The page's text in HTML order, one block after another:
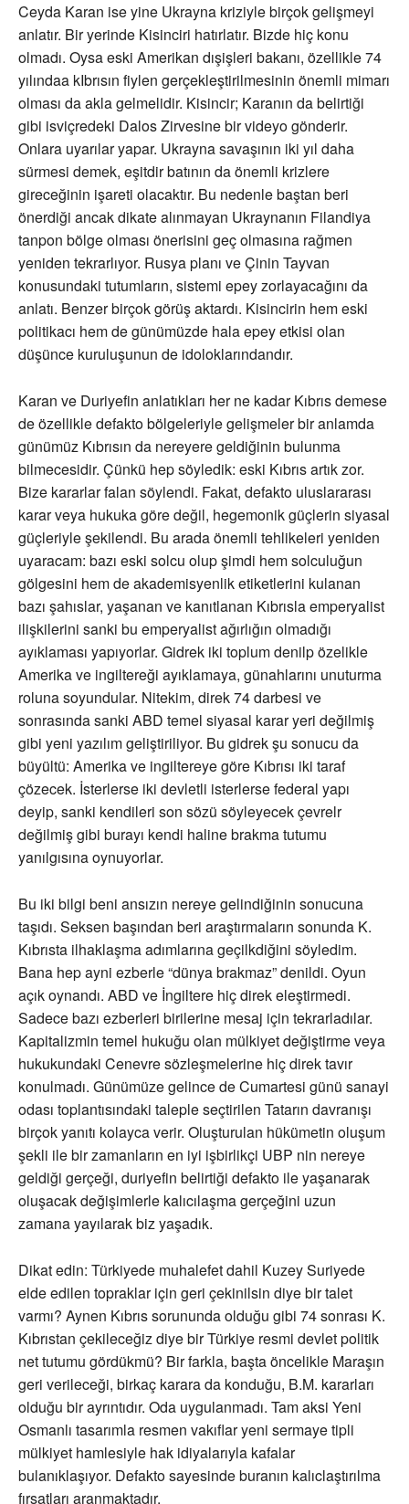
Ceyda Karan ise yine Ukrayna kriziyle birçok gelişmeyi
anlatır. Bir yerinde Kisinciri hatırlatır. Bizde hiç konu
olmadı. Oysa eski Amerikan dışişleri bakanı, özellikle 74
yılındaa kIbrısın fiylen gerçekleştirilmesinin önemli mimarı
olması da akla gelmelidir. Kisincir; Karanın da belirtiği
gibi isviçredeki Dalos Zirvesine bir videyo gönderir.
Onlara uyarılar yapar. Ukrayna savaşının iki yıl daha
sürmesi demek, eşitdir batının da önemli krizlere
gireceğinin işareti olacaktır. Bu nedenle baştan beri
önerdiği ancak dikate alınmayan Ukraynanın Filandiya
tanpon bölge olması önerisini geç olmasına rağmen
yeniden tekrarlıyor. Rusya planı ve Çinin Tayvan
konusundaki tutumların, sistemi epey zorlayacağını da
anlatı. Benzer birçok görüş aktardı. Kisincirin hem eski
politikacı hem de günümüzde hala epey etkisi olan
düşünce kuruluşunun de idoloklarındandır.
Karan ve Duriyefin anlatıkları her ne kadar Kıbrıs demese
de özellikle defakto bölgeleriyle gelişmeler bir anlamda
günümüz Kıbrısın da nereyere geldiğinin bulunma
bilmecesidir. Çünkü hep söyledik: eski Kıbrıs artık zor.
Bize kararlar falan söylendi. Fakat, defakto uluslararası
karar veya hukuka göre değil, hegemonik güçlerin siyasal
güçleriyle şekilendi. Bu arada önemli tehlikeleri yeniden
uyaracam: bazı eski solcu olup şimdi hem solculuğun
gölgesini hem de akademisyenlik etiketlerini kulanan
bazı şahıslar, yaşanan ve kanıtlanan Kıbrısla emperyalist
ilişkilerini sanki bu emperyalist ağırlığın olmadığı
ayıklaması yapıyorlar. Gidrek iki toplum denilp özelikle
Amerika ve ingiltereği ayıklamaya, günahlarını unuturma
roluna soyundular. Nitekim, direk 74 darbesi ve
sonrasında sanki ABD temel siyasal karar yeri değilmiş
gibi yeni yazılım geliştiriliyor. Bu gidrek şu sonucu da
büyültü: Amerika ve ingiltereye göre Kıbrısı iki taraf
çözecek. İsterlerse iki devletli isterlerse federal yapı
deyip, sanki kendileri son sözü söyleyecek çevrelr
değilmiş gibi burayı kendi haline brakma tutumu
yanılgısına oynuyorlar.
Bu iki bilgi beni ansızın nereye gelindiğinin sonucuna
taşıdı. Seksen başından beri araştırmaların sonunda K.
Kıbrısta ilhaklaşma adımlarına geçilkdiğini söyledim.
Bana hep ayni ezberle “dünya brakmaz” denildi. Oyun
açık oynandı. ABD ve İngiltere hiç direk eleştirmedi.
Sadece bazı ezberleri birilerine mesaj için tekrarladılar.
Kapitalizmin temel hukuğu olan mülkiyet değiştirme veya
hukukundaki Cenevre sözleşmelerine hiç direk tavır
konulmadı. Günümüze gelince de Cumartesi günü sanayi
odası toplantısındaki taleple seçtirilen Tatarın davranışı
birçok yanıtı kolayca verir. Oluşturulan hükümetin oluşum
şekli ile bir zamanların en iyi işbirlikçi UBP nin nereye
geldiği gerçeği, duriyefin belirtiği defakto ile yaşanarak
oluşacak değişimlerle kalıcılaşma gerçeğini uzun
zamana yayılarak biz yaşadık.
Dikat edin: Türkiyede muhalefet dahil Kuzey Suriyede
elde edilen topraklar için geri çekinilsin diye bir talet
varmı? Aynen Kıbrıs sorununda olduğu gibi 74 sonrası K.
Kıbrıstan çekileceğiz diye bir Türkiye resmi devlet politik
net tutumu gördükmü? Bir farkla, başta öncelikle Maraşın
geri verileceği, birkaç karara da konduğu, B.M. kararları
olduğu bir ayrıntıdır. Oda uygulanmadı. Tam aksi Yeni
Osmanlı tasarımla resmen vakıflar yeni sermaye tipli
mülkiyet hamlesiyle hak idiyalarıyla kafalar
bulanıklaşıyor. Defakto sayesinde buranın kalıclaştırılma
fırsatları aranmaktadır.